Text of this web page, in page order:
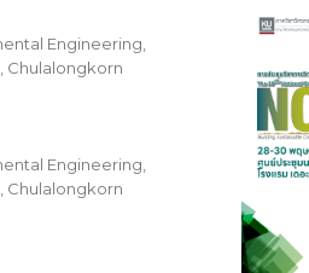
Engineering,
Chulalongkorn
Engineering,
Chulalongkorn